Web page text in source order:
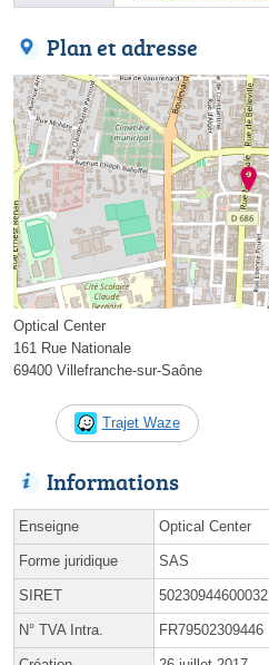
Plan et adresse
Optical Center
161 Rue Nationale
69400 Villefranche-sur-Saône
Trajet Waze
Informations
Enseigne Optical Center
Forme juridique SAS
SIRET 50230944600032
N° TVA Intra. FR79502309446